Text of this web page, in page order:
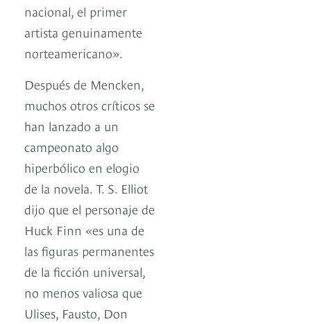
nacional, el primer
artista genuinamente
norteamericano».
Después de Mencken,
muchos otros críticos se
han lanzado a un
campeonato algo
hiperbólico en elogio
de la novela. T. S. Elliot
dijo que el personaje de
Huck Finn «es una de
las figuras permanentes
de la ficción universal,
no menos valiosa que
Ulises, Fausto, Don